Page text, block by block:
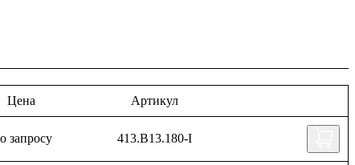
Цена Артикул
запросу 413.B13.180-I